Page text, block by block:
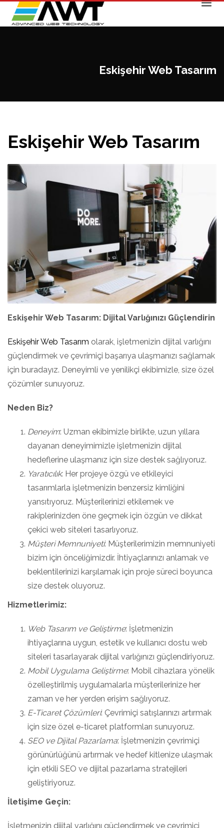
Eskişehir Web Tasarım
Eskişehir Web Tasarım
Eskişehir Web Tasarım: Dijital Varlığınızı Güçlendirin
Eskişehir Web Tasarım olarak, işletmenizin dijital varlığını
güçlendirmek ve çevrimiçi başarıya ulaşmanızı sağlamak
için buradayız. Deneyimli ve yenilikçi ekibimizle, size özel
çözümler sunuyoruz.
Neden Biz?
Deneyim: Uzman ekibimizle birlikte, uzun yıllara
dayanan deneyimimizle işletmenizin dijital
hedeflerine ulaşmanız için size destek sağlıyoruz.
Yaratıcılık: Her projeye özgü ve etkileyici
tasarımlarla işletmenizin benzersiz kimliğini
yansıtıyoruz. Müşterilerinizi etkilemek ve
rakiplerinizden öne geçmek için özgün ve dikkat
çekici web siteleri tasarlıyoruz.
Müşteri Memnuniyeti: Müşterilerimizin memnuniyeti
bizim için önceliğimizdir. İhtiyaçlarınızı anlamak ve
beklentilerinizi karşılamak için proje süreci boyunca
size destek oluyoruz.
Hizmetlerimiz:
Web Tasarım ve Geliştirme: İşletmenizin
ihtiyaçlarına uygun, estetik ve kullanıcı dostu web
siteleri tasarlayarak dijital varlığınızı güçlendiriyoruz.
Mobil Uygulama Geliştirme: Mobil cihazlara yönelik
özelleştirilmiş uygulamalarla müşterilerinize her
zaman ve her yerden erişim sağlıyoruz.
E-Ticaret Çözümleri: Çevrimiçi satışlarınızı artırmak
için size özel e-ticaret platformları sunuyoruz.
SEO ve Dijital Pazarlama: İşletmenizin çevrimiçi
görünürlüğünü artırmak ve hedef kitlenize ulaşmak
için etkili SEO ve dijital pazarlama stratejileri
geliştiriyoruz.
İletişime Geçin:
İşletmenizin dijital varlığını güçlendirmek ve çevrimiçi